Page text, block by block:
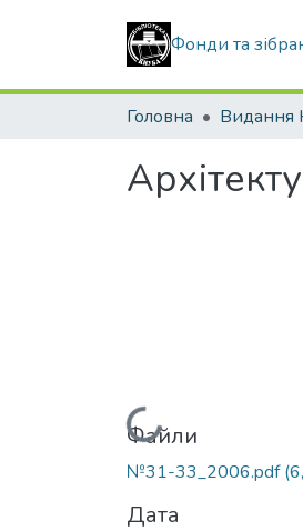
Фонди та
Головна
Вантажиться...
Файли
№31-33_2006.pdf
Дата